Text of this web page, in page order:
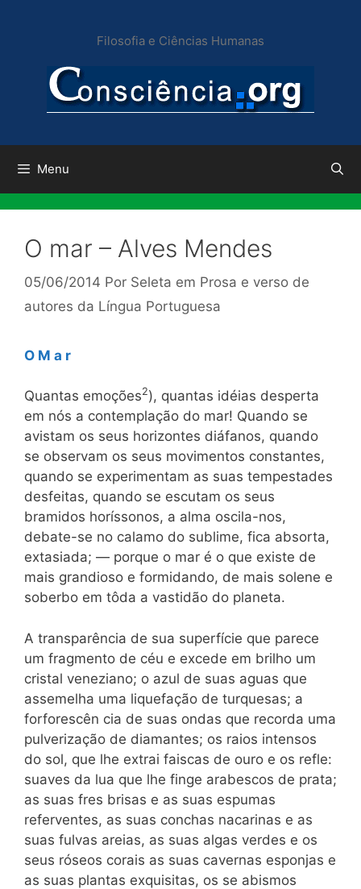
conteúdo
Filosofia e Ciências Humanas
Menu
O mar – Alves Mendes
05/06/2014 Por Seleta em Prosa e verso de
autores da Língua Portuguesa
O M a r
Quantas emoções2), quantas idéias desperta
em nós a contemplação do mar! Quando se
avistam os seus horizontes diáfanos, quando
se observam os seus movimentos constantes,
quando se experimentam as suas tempestades
desfeitas, quando se escutam os seus
bramidos horíssonos, a alma oscila-nos,
debate-se no calamo do sublime, fica absorta,
extasiada; — porque o mar é o que existe de
mais grandioso e formidando, de mais solene e
soberbo em tôda a vastidão do planeta.
A transparência de sua superfície que parece
um fragmento de céu e excede em brilho um
cristal veneziano; o azul de suas aguas que
assemelha uma liquefação de turquesas; a
forforescên cia de suas ondas que recorda uma
pulverização de diamantes; os raios intensos
do sol, que lhe extrai faiscas de ouro e os refle:
suaves da lua que lhe finge arabescos de prata;
as suas fres brisas e as suas espumas
referventes, as suas conchas nacarinas e as
suas fulvas areias, as suas algas verdes e os
seus róseos corais as suas cavernas esponjas e
as suas plantas exquisitas, os se abismos